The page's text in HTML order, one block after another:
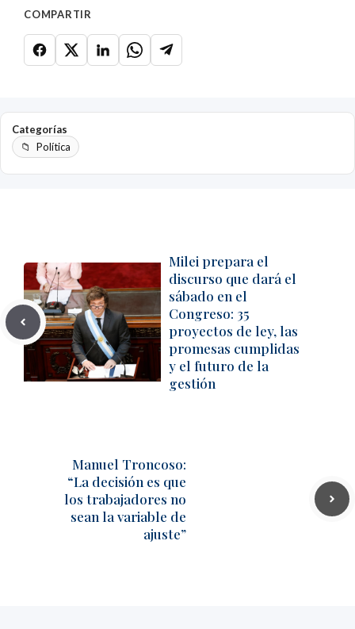
COMPARTIR
Categorías
Política
Milei prepara el
discurso que dará el
sábado en el
Congreso: 35
proyectos de ley, las
promesas cumplidas
y el futuro de la
gestión
Manuel Troncoso:
“La decisión es que
los trabajadores no
sean la variable de
ajuste”